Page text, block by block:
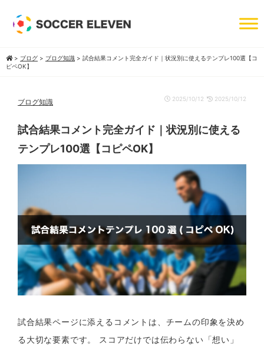
> ブログ > ブログ知識 > 試合結果コメント完全ガイド｜状況別に使えるテンプレ100選【コ
ピペOK】
ブログ知識 2025/10/12 2025/10/12
試合結果コメント完全ガイド｜状況別に使える
テンプレ100選【コピペOK】
試合結果ページに添えるコメントは、チームの印象を決め
る大切な要素です。 スコアだけでは伝わらない「想い」